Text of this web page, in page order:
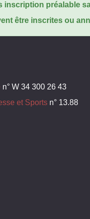
inscription préalable
être inscrites ou
n° W 34 300 26 43
et Sports n° 13.88